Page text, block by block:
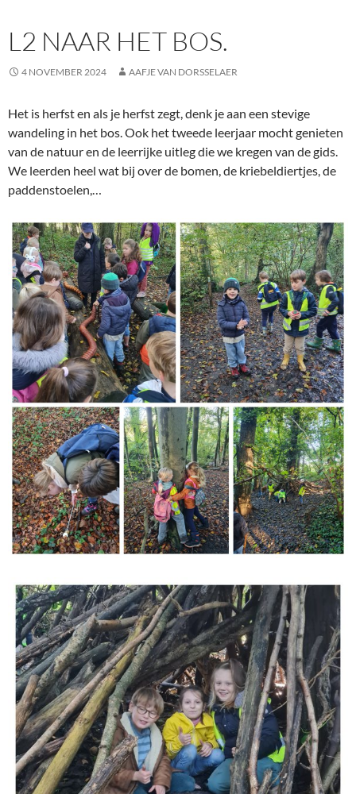
L2 NAAR HET BOS.
4 NOVEMBER 2024 AAFJE VAN DORSSELAER
Het is herfst en als je herfst zegt, denk je aan een stevige
wandeling in het bos. Ook het tweede leerjaar mocht genieten
van de natuur en de leerrijke uitleg die we kregen van de gids.
We leerden heel wat bij over de bomen, de kriebeldiertjes, de
paddenstoelen,…